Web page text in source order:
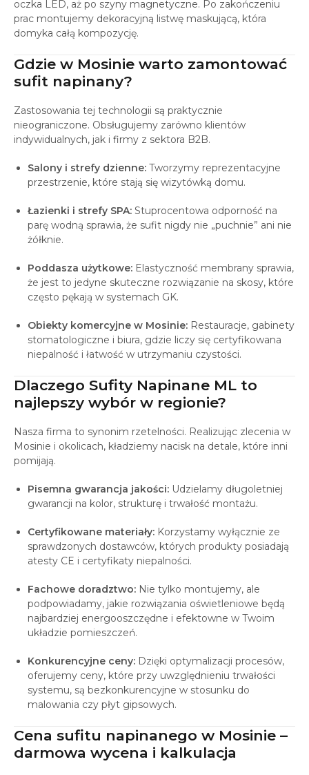
oczka LED, aż po szyny magnetyczne. Po zakończeniu
prac montujemy dekoracyjną listwę maskującą, która
domyka całą kompozycję.
Gdzie w Mosinie warto zamontować
sufit napinany?
Zastosowania tej technologii są praktycznie
nieograniczone. Obsługujemy zarówno klientów
indywidualnych, jak i firmy z sektora B2B.
Salony i strefy dzienne: Tworzymy reprezentacyjne
przestrzenie, które stają się wizytówką domu.
Łazienki i strefy SPA: Stuprocentowa odporność na
parę wodną sprawia, że sufit nigdy nie „puchnie” ani nie
żółknie.
Poddasza użytkowe: Elastyczność membrany sprawia,
że jest to jedyne skuteczne rozwiązanie na skosy, które
często pękają w systemach GK.
Obiekty komercyjne w Mosinie: Restauracje, gabinety
stomatologiczne i biura, gdzie liczy się certyfikowana
niepalność i łatwość w utrzymaniu czystości.
Dlaczego Sufity Napinane ML to
najlepszy wybór w regionie?
Nasza firma to synonim rzetelności. Realizując zlecenia w
Mosinie i okolicach, kładziemy nacisk na detale, które inni
pomijają.
Pisemna gwarancja jakości: Udzielamy długoletniej
gwarancji na kolor, strukturę i trwałość montażu.
Certyfikowane materiały: Korzystamy wyłącznie ze
sprawdzonych dostawców, których produkty posiadają
atesty CE i certyfikaty niepalności.
Fachowe doradztwo: Nie tylko montujemy, ale
podpowiadamy, jakie rozwiązania oświetleniowe będą
najbardziej energooszczędne i efektowne w Twoim
układzie pomieszczeń.
Konkurencyjne ceny: Dzięki optymalizacji procesów,
oferujemy ceny, które przy uwzględnieniu trwałości
systemu, są bezkonkurencyjne w stosunku do
malowania czy płyt gipsowych.
Cena sufitu napinanego w Mosinie –
darmowa wycena i kalkulacja